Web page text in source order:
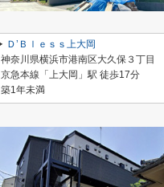
Ｄ’Ｂｌｅｓｓ上大岡
神奈川県横浜市港南区大久保３丁目
京急本線「上大岡」駅 徒歩17分
築1年未満